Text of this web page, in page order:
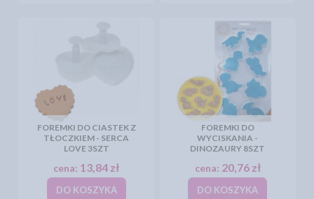
FOREMKI DO CIASTEK Z
TŁOCZKIEM - SERCA
LOVE 3SZT
cena: 13,84 zł
DO KOSZYKA
FOREMKI DO
WYCISKANIA -
DINOZAURY 8SZT
cena: 20,76 zł
DO KOSZYKA